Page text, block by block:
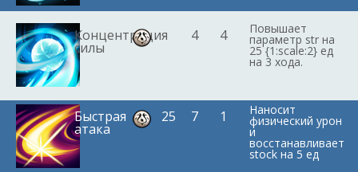
Концентрация
силы
- 4 4 Повышает
параметр str на
25 {1:scale:2} ед
на 3 хода.
Быстрая
атака
25 7 1 Наносит
физический урон
и
восстанавливает
stock на 5 ед